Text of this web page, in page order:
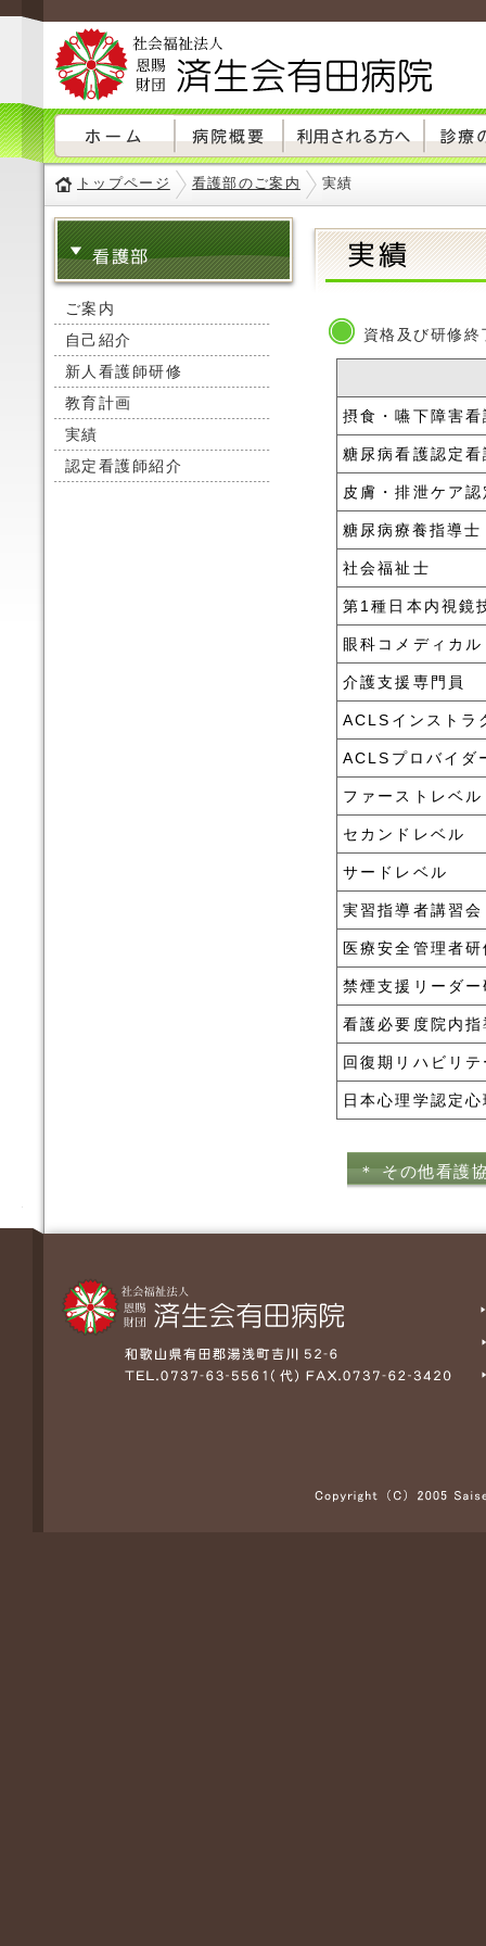
トップページ 看護部のご案内 実績
実績
資格及び研修終
摂食・嚥下障害
糖尿病看護認定
皮膚・排泄ケア
糖尿病療養指導士
社会福祉士
第1種日本内視鏡
眼科コメディカル
介護支援専門員
ACLSインストラ
ACLSプロバイダ
ファーストレベル
セカンドレベル
サードレベル
実習指導者講習会
医療安全管理者
禁煙支援リーダ
看護必要度院内
回復期リハビリ
日本心理学認定
＊ その他看護
看護部
ご案内
自己紹介
新人看護師研修
教育計画
実績
認定看護師紹介